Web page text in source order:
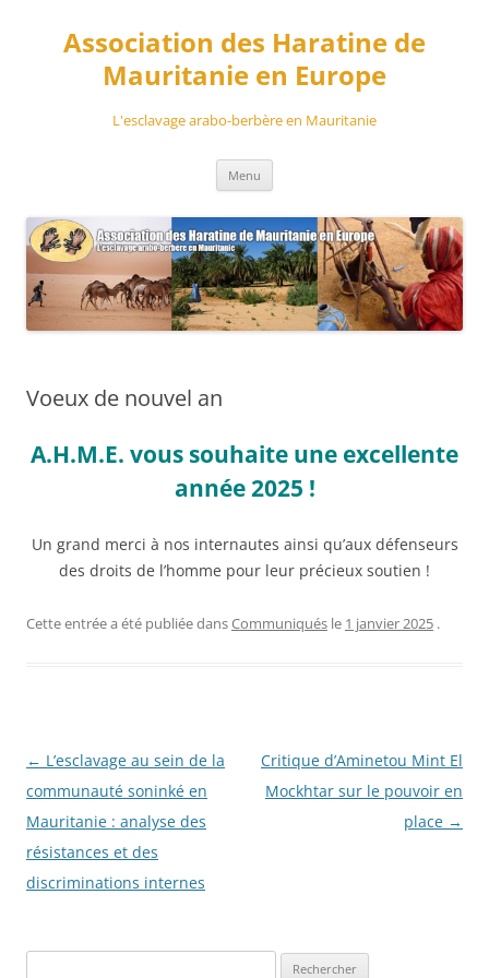
contenuAssociation des Haratine de
Mauritanie en Europe
L'esclavage arabo-berbère en Mauritanie
Menu
Voeux de nouvel an
A.H.M.E. vous souhaite une excellente
année 2025 !
Un grand merci à nos internautes ainsi qu’aux défenseurs
des droits de l’homme pour leur précieux soutien !
Cette entrée a été publiée dansCommuniqués le 1 janvier 2025 .
Navigation
des
articles
← L’esclavage au sein de la
communauté soninké en
Mauritanie : analyse des
résistances et des
discriminations internes
Critique d’Aminetou Mint El
Mockhtar sur le pouvoir en
place →